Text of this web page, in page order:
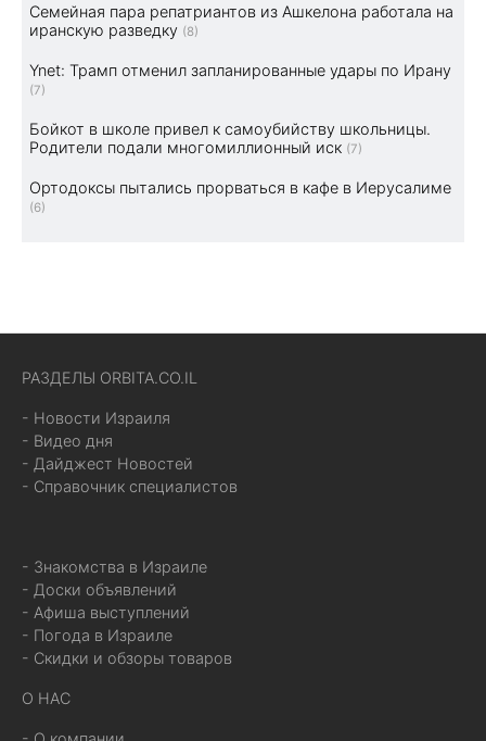
Семейная пара репатриантов из Ашкелона работала на
иранскую разведку (8)
Ynet: Трамп отменил запланированные удары по Ирану
(7)
Бойкот в школе привел к самоубийству школьницы.
Родители подали многомиллионный иск (7)
Ортодоксы пытались прорваться в кафе в Иерусалиме
(6)
РАЗДЕЛЫ ORBITA.CO.IL
- Новости Израиля
- Видео дня
- Дайджест Новостей
- Справочник специалистов
- Знакомства в Израиле
- Доски объявлений
- Афиша выступлений
- Погода в Израиле
- Скидки и обзоры товаров
О НАС